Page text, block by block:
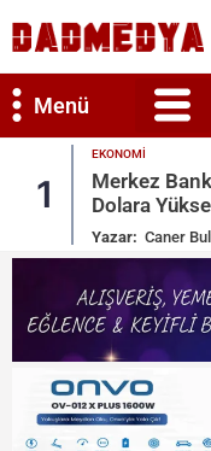
Menü
Milyar 2